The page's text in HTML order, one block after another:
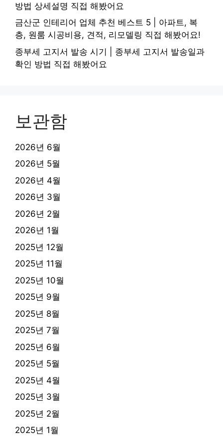
방법 상세설명 직접 해봤어요
금산군 인테리어 업체 추천 베스트 5 | 아파트, 복
층, 원룸 시공비용, 견적, 리모델링 직접 해봤어요!
종부세 고지서 발송 시기 | 종부세 고지서 발송일과
확인 방법 직접 해봤어요
보관함
2026년 6월
2026년 5월
2026년 4월
2026년 3월
2026년 2월
2026년 1월
2025년 12월
2025년 11월
2025년 10월
2025년 9월
2025년 8월
2025년 7월
2025년 6월
2025년 5월
2025년 4월
2025년 3월
2025년 2월
2025년 1월